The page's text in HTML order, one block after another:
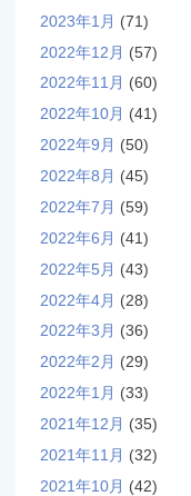
2023年1月 (71)
2022年12月 (57)
2022年11月 (60)
2022年10月 (41)
2022年9月 (50)
2022年8月 (45)
2022年7月 (59)
2022年6月 (41)
2022年5月 (43)
2022年4月 (28)
2022年3月 (36)
2022年2月 (29)
2022年1月 (33)
2021年12月 (35)
2021年11月 (32)
2021年10月 (42)